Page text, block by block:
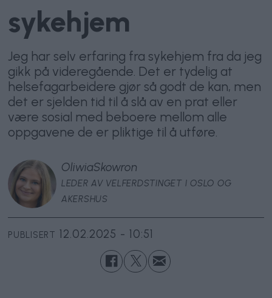
sykehjem
Jeg har selv erfaring fra sykehjem fra da jeg
gikk på videregående. Det er tydelig at
helsefagarbeidere gjør så godt de kan, men
det er sjelden tid til å slå av en prat eller
være sosial med beboere mellom alle
oppgavene de er pliktige til å utføre.
OliwiaSkowron
LEDER AV VELFERDSTINGET I OSLO OG
AKERSHUS
PUBLISERT 12.02.2025 - 10:51